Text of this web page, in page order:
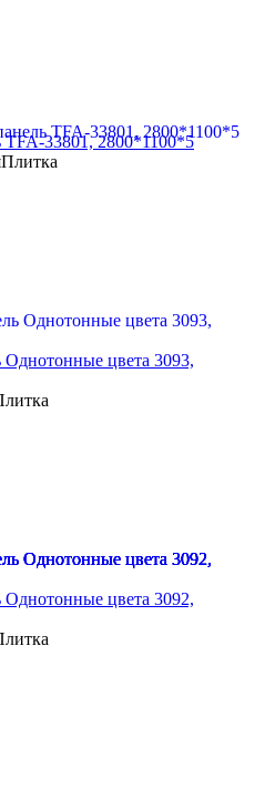
TFA-33801, 2800*1100*5
Однотонные цвета 3093,
Однотонные цвета 3092,